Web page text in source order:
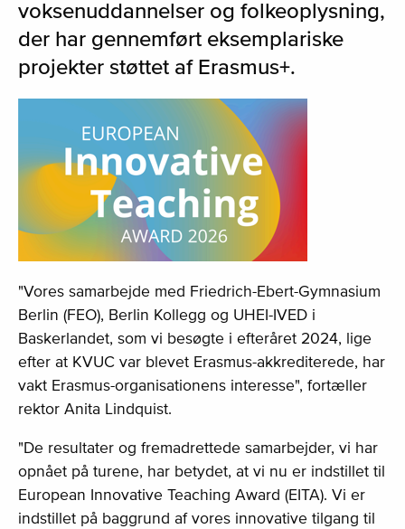
voksenuddannelser og folkeoplysning,
der har gennemført eksemplariske
projekter støttet af Erasmus+.
"Vores samarbejde med Friedrich-Ebert-Gymnasium
Berlin (FEO), Berlin Kollegg og UHEI-IVED i
Baskerlandet, som vi besøgte i efteråret 2024, lige
efter at KVUC var blevet Erasmus-akkrediterede, har
vakt Erasmus-organisationens interesse", fortæller
rektor Anita Lindquist.
"De resultater og fremadrettede samarbejder, vi har
opnået på turene, har betydet, at vi nu er indstillet til
European Innovative Teaching Award (EITA). Vi er
indstillet på baggrund af vores innovative tilgang til